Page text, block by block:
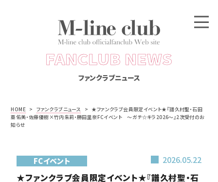
FANCLUB NEWS
ファンクラブニュース
HOME > ファンクラブニュース > ★ファンクラブ会員限定イベント★『譜久村聖・石田
亜佑美・佐藤優樹×竹内朱莉・勝田里奈FCイベント ～ガチ☆キラ2026～』2次受付のお
知らせ
FCイベント 2026.05.22
★ファンクラブ会員限定イベント★『譜久村聖・石